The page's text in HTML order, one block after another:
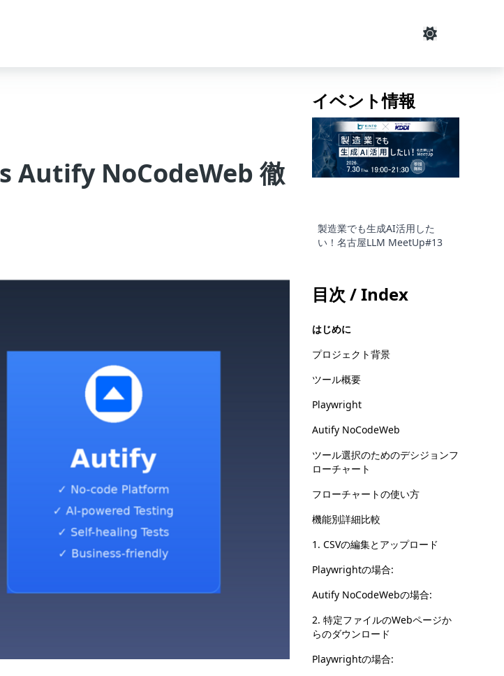
Autify NoCodeWeb 徹
イベント情報
製造業でも生成AI活用した
い！名古屋LLM MeetUp#13
目次 / Index
はじめに
プロジェクト背景
ツール概要
Playwright
Autify NoCodeWeb
ツール選択のためのデシジョンフ
ローチャート
フローチャートの使い方
機能別詳細比較
1. CSVの編集とアップロード
Playwrightの場合:
Autify NoCodeWebの場合:
2. 特定ファイルのWebページか
らのダウンロード
Playwrightの場合: